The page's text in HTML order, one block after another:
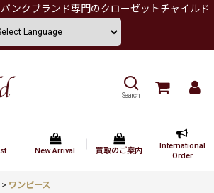
ンクブランド専門のクローゼットチャイルド
Search
New Arrival 買取のご案内
International
Order
> ワンピース